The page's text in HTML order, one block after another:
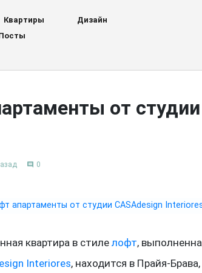
Квартиры
Дизайн
от
comment 0
квартира в стилелофт,
Interiores, находится в Прайя-Брава,